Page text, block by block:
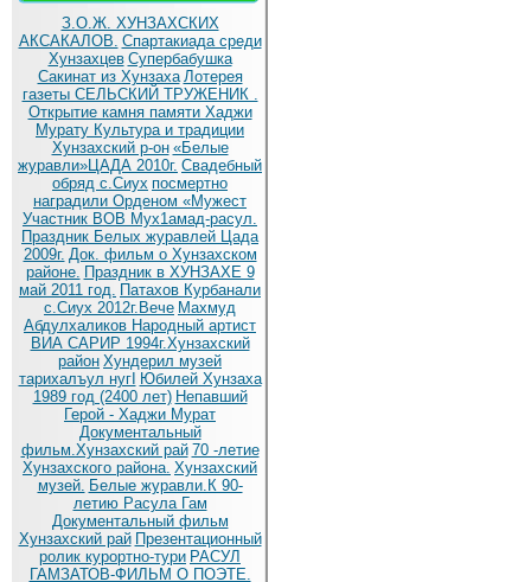
З.О.Ж. ХУНЗАХСКИХ
АКСАКАЛОВ. Спартакиада среди
Хунзахцев Супербабушка
Сакинат из Хунзаха Лотерея
газеты СЕЛЬСКИЙ ТРУЖЕНИК .
Открытие камня памяти Хаджи
Мурату Культура и традиции
Хунзахский р-он «Белые
журавли»ЦАДА 2010г. Cвадебный
обряд c.Сиух посмертно
наградили Орденом «Мужест
Участник ВОВ Мух1амад-расул.
Праздник Белых журавлей Цада
2009г. Док. фильм о Хунзахском
районе. Праздник в ХУНЗАХЕ 9
май 2011 год. Патахов Курбанали
с.Сиух 2012г.Вече Махмуд
Абдулхаликов Народный артист
ВИА САРИР 1994г.Хунзахский
район Хундерил музей
тарихалъул нугI Юбилей Хунзаха
1989 год (2400 лет) Непавший
Герой - Хаджи Мурат
Документальный
фильм.Хунзахский рай 70 -летие
Хунзахского района. Хунзахский
музей. Белые журавли.К 90-
летию Расула Гам
Документальный фильм
Хунзахский рай Презентационный
ролик курортно-тури РАСУЛ
ГАМЗАТОВ-ФИЛЬМ О ПОЭТЕ.